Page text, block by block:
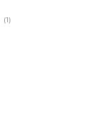
(1)